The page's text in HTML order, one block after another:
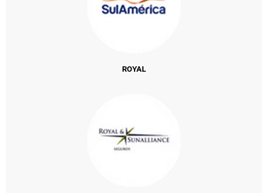
ROYAL